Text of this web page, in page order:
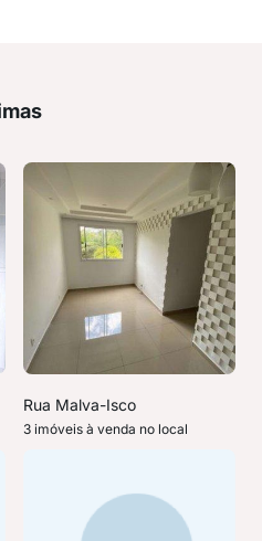
Rua Malva-Isco
3 imóveis à venda no local